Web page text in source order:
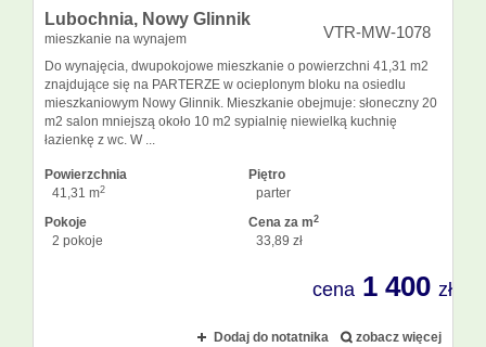
Lubochnia, Nowy Glinnik
mieszkanie na wynajem VTR-MW-1078
Do wynajęcia, dwupokojowe mieszkanie o powierzchni 41,31 m2
znajdujące się na PARTERZE w ocieplonym bloku na osiedlu
mieszkaniowym Nowy Glinnik. Mieszkanie obejmuje: słoneczny 20
m2 salon mniejszą około 10 m2 sypialnię niewielką kuchnię
łazienkę z wc. W ...
Powierzchnia
41,31 m2
Piętro
parter
Pokoje
2 pokoje
Cena za m2
33,89 zł
cena 1 400 zł
Dodaj do notatnika zobacz więcej